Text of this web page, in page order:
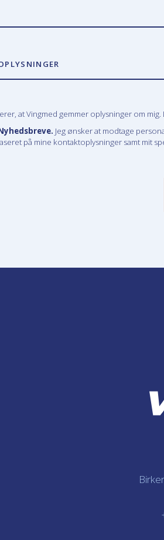
at Vingmed gemmer oplysninger om
Jeg ønsker at modtage
på mine kontaktoplysninger samt mit